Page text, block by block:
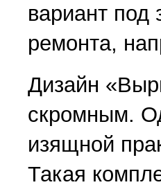
вариант под
ремонта,
Дизайн
скромным.
изящной
Такая